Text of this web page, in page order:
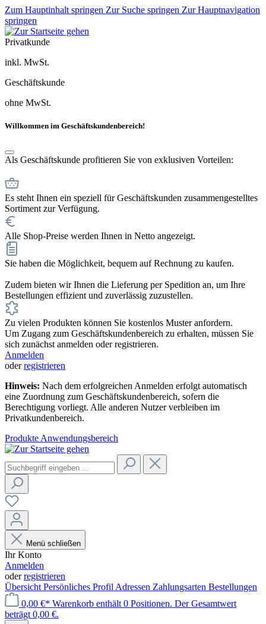
Zum Hauptinhalt springen Zur Suche springen Zur Hauptnavigation
springen
Privatkunde
inkl. MwSt.
Geschäftskunde
ohne MwSt.
Willkommen im Geschäftskundenbereich!
Als Geschäftskunde profitieren Sie von exklusiven Vorteilen:
Es steht Ihnen ein speziell für Geschäftskunden zusammengestelltes
Sortiment zur Verfügung.
Alle Shop-Preise werden Ihnen in Netto angezeigt.
Sie haben die Möglichkeit, bequem auf Rechnung zu kaufen.
Zudem bieten wir Ihnen die Lieferung per Spedition an, um Ihre
Bestellungen effizient und zuverlässig zuzustellen.
Zu vielen Produkten können Sie kostenlos Muster anfordern.
Um Zugang zum Geschäftskundenbereich zu erhalten, müssen Sie
sich zunächst anmelden oder registrieren.
Anmelden
oderregistrieren
Hinweis: Nach dem erfolgreichen Anmelden erfolgt automatisch
eine Zuordnung zum Geschäftskundenbereich, sofern die
Berechtigung vorliegt. Alle anderen Nutzer verbleiben im
Privatkundenbereich.
Produkte Anwendungsbereich
Menü schließen
Ihr Konto
Anmelden
oderregistrieren
Übersicht Persönliches Profil Adressen Zahlungsarten Bestellungen
0,00 €* Warenkorb enthält 0 Positionen. Der Gesamtwert
beträgt 0,00 €.